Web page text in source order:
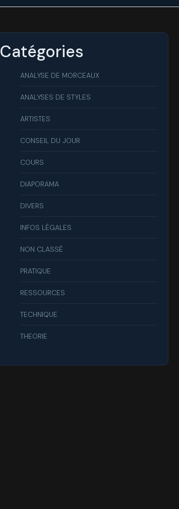
Catégories
ANALYSE DE MORCEAUX
ANALYSES DE STYLES
ARTISTES
CONSEIL DU JOUR
COURS
DIAPORAMA
DIVERS
INFOS LÉGALES
NON CLASSÉ
PRATIQUE
RESSOURCES
TECHNIQUE
THEORIE